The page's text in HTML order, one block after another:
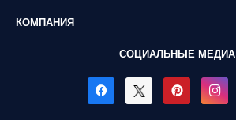
КОМПАНИЯ
СОЦИАЛЬНЫЕ МЕДИА